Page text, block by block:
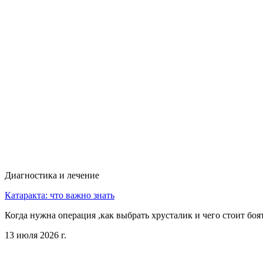
Диагностика и лечение
Катаракта: что важно знать
Когда нужна операция ,как выбрать хрусталик и чего стоит
13 июля 2026 г.